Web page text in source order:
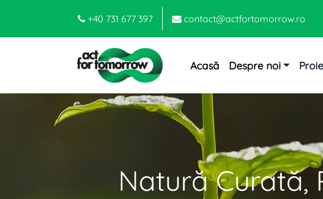
+40 731 677 397 contact@actfortomorrow.ro
Acasă Despre noi
Natură Curată,